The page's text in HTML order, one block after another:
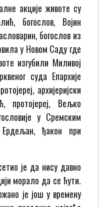
акције животе су
богослов, Војин
богослов из
у Новом Саду где
изгубили Миливој
суда Епархије
архијеријски
протојереј, Вељко
у Сремским
ђакон при
је да нису давно
морало да се ћути.
је још у времену